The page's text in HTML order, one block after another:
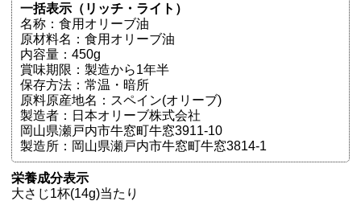
一括表示（リッチ・ライト）
名称：食用オリーブ油
原材料名：食用オリーブ油
内容量：450g
賞味期限：製造から1年半
保存方法：常温・暗所
原料原産地名：スペイン(オリーブ)
製造者：日本オリーブ株式会社
岡山県瀬戸内市牛窓町牛窓3911-10
製造所：岡山県瀬戸内市牛窓町牛窓3814-1
栄養成分表示
大さじ1杯(14g)当たり